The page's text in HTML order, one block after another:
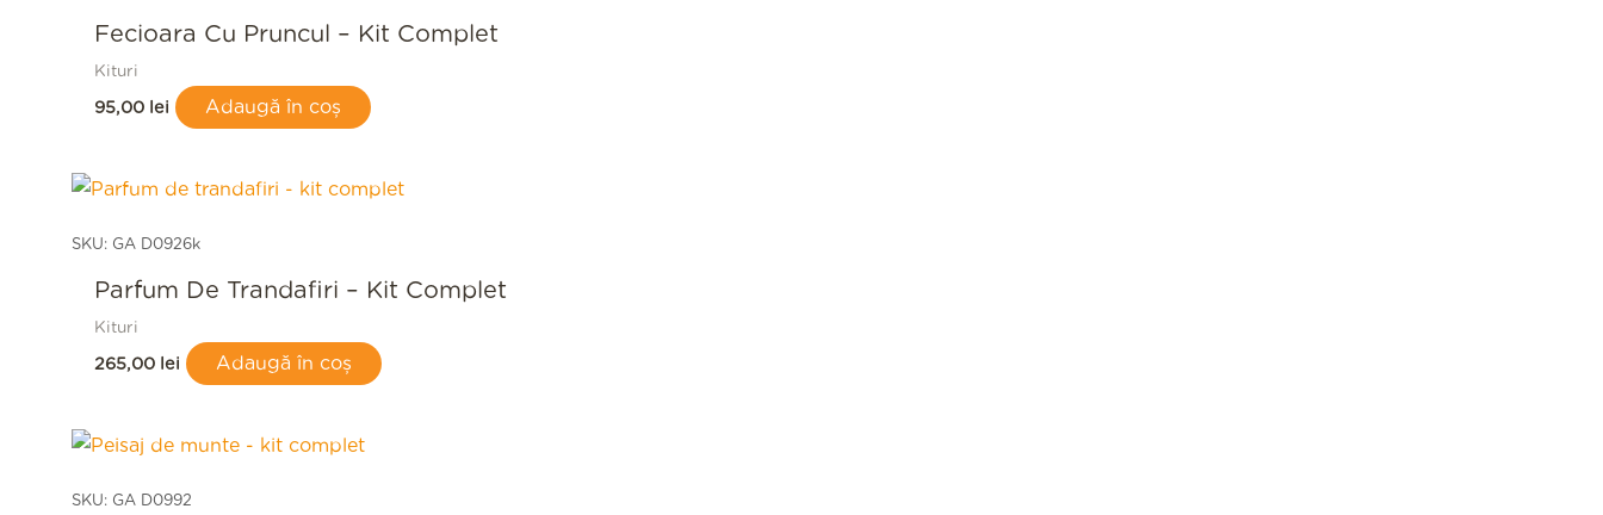
Fecioara Cu Pruncul – Kit Complet
Kituri
95,00 lei Adaugă în coș
SKU: GA D0926k
Parfum De Trandafiri – Kit Complet
Kituri
265,00 lei Adaugă în coș
SKU: GA D0992